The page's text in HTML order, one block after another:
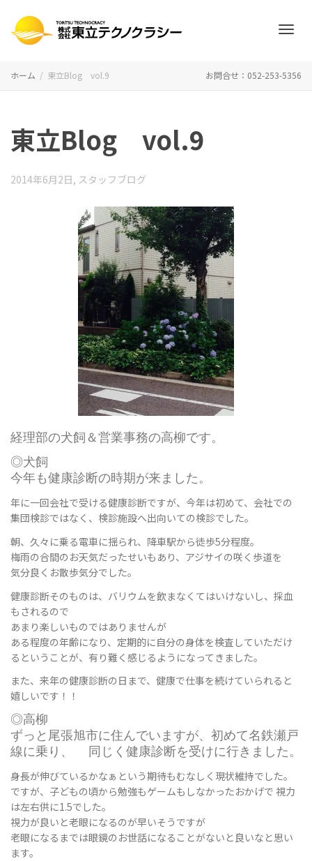
え
ホーム 東立Blog vol.9 お問合せ：052-253-5356
東立Blog vol.9
2014年6月2日, スタッフブログ
経理部の犬飼＆営業事務の高柳です。
◎犬飼
今年も健康診断の時期が来ました。
年に一回会社で受ける健康診断ですが、今年は初めて、会社での
集団検診ではなく、検診施設へ出向いての検診でした。
朝、久々に乗る電車に揺られ、降車駅から徒歩5分程度。
梅雨の合間のお天気だったせいもあり、アジサイの咲く歩道を
気分良くお散歩気分でした。
健康診断そのものは、バリウムを飲まなくてはいけないし、採血
もされるので
あまり楽しいものではありませんが
ある程度の年齢になり、定期的に自分の身体を検査していただけ
るということが、有り難く感じるようになってきました。
また、来年の健康診断の日まで、健康で仕事を続けていられると
嬉しいです！！
◎高柳
ずっと尾張旭市に住んでいますが、初めて名鉄瀬戸
線に乗り、 同じく健康診断を受けに行きました。
身長が伸びているかなぁという期待もむなしく現状維持でした。
ですが、子どもの頃から勉強もゲームもしなかったおかげで 視力
は左右供に1.5でした。
視力が良いと老眼になるのが早いそうですが
老眼になるまでは眼鏡のお世話になることがないと良いなと思い
ます。